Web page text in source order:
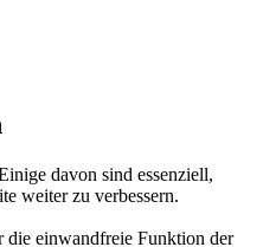
davon sind essenziell,
weiter zu verbessern.
die einwandfreie Funktion der